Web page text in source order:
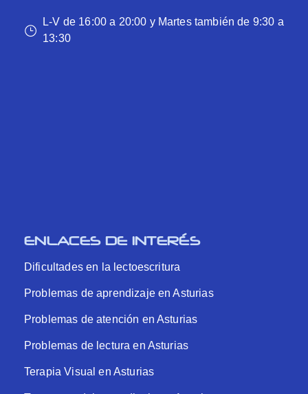
L-V de 16:00 a 20:00 y Martes también de 9:30 a
13:30
ENLACES DE INTERÉS
Dificultades en la lectoescritura
Problemas de aprendizaje en Asturias
Problemas de atención en Asturias
Problemas de lectura en Asturias
Terapia Visual en Asturias